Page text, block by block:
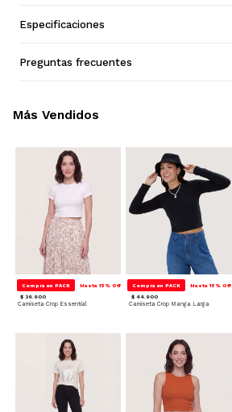
Especificaciones
Preguntas frecuentes
Compra en PACK Hasta 15% Off
$ 39.900
Camiseta Crop Essential
Compra en PACK Hasta 15% Off
$ 44.900
Camiseta Crop Manga Larga
Más Vendidos